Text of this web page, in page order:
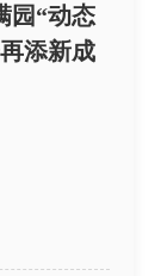
园“动态
添新成